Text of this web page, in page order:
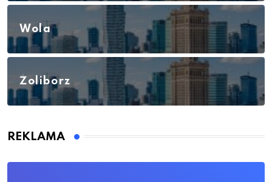
Wola
Żoliborz
REKLAMA